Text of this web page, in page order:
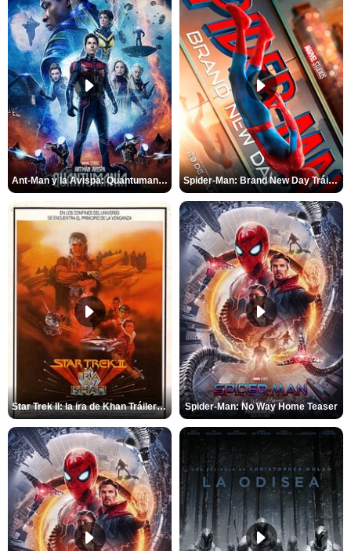
Ant-Man y la Avispa: Quantumanía Tráiler (2) Spider-Man: Brand New Day Tráiler (3)
Star Trek II: la ira de Khan Tráiler VO Spider-Man: No Way Home Teaser